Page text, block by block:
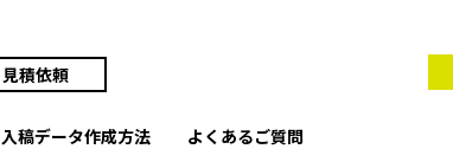
見積依頼
入稿データ作成方法 よくあるご質問